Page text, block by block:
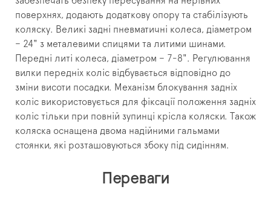
поверхнях, додають додаткову опору та стабілізують
коляску. Великі задні пневматичні колеса, діаметром
– 24" з металевими спицями та литими шинами.
Передні литі колеса, діаметром – 7-8". Регулювання
вилки передніх коліс відбувається відповідно до
зміни висоти посадки. Механізм блокування задніх
коліс використовується для фіксації положення задніх
коліс тільки при повній зупинці крісла коляски.
Також
коляска оснащена двома надійними гальмами
стоянки, які розташовуються збоку під сидінням.
Переваги